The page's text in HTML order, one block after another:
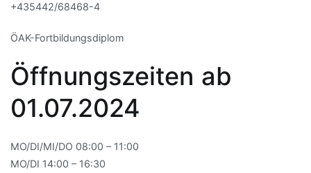
+435442/68468-4
ÖAK-Fortbildungsdiplom
Öffnungszeiten ab
01.07.2024
MO/DI/MI/DO 08:00 – 11:00
MO/DI 14:00 – 16:30